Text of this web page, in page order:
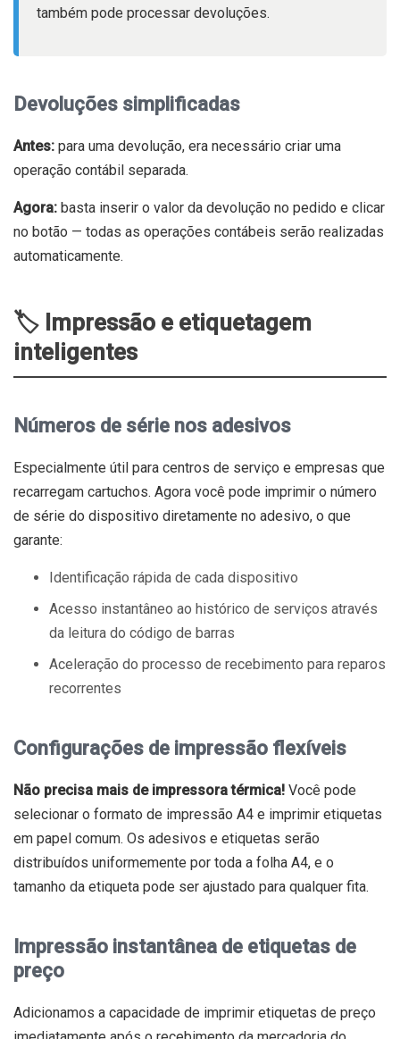
também pode processar devoluções.
Devoluções simplificadas
Antes: para uma devolução, era necessário criar uma
operação contábil separada.
Agora: basta inserir o valor da devolução no pedido e clicar
no botão — todas as operações contábeis serão realizadas
automaticamente.
🏷️ Impressão e etiquetagem
inteligentes
Números de série nos adesivos
Especialmente útil para centros de serviço e empresas que
recarregam cartuchos. Agora você pode imprimir o número
de série do dispositivo diretamente no adesivo, o que
garante:
Identificação rápida de cada dispositivo
Acesso instantâneo ao histórico de serviços através
da leitura do código de barras
Aceleração do processo de recebimento para reparos
recorrentes
Configurações de impressão flexíveis
Não precisa mais de impressora térmica! Você pode
selecionar o formato de impressão A4 e imprimir etiquetas
em papel comum. Os adesivos e etiquetas serão
distribuídos uniformemente por toda a folha A4, e o
tamanho da etiqueta pode ser ajustado para qualquer fita.
Impressão instantânea de etiquetas de
preço
Adicionamos a capacidade de imprimir etiquetas de preço